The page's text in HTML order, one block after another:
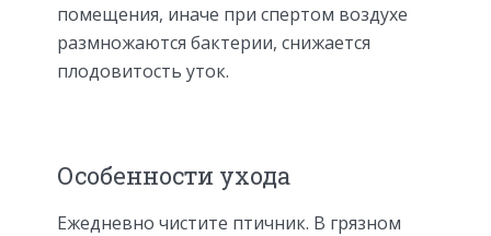
помещения, иначе при спертом воздухе
размножаются бактерии, снижается
плодовитость уток.
Особенности ухода
Ежедневно чистите птичник. В грязном